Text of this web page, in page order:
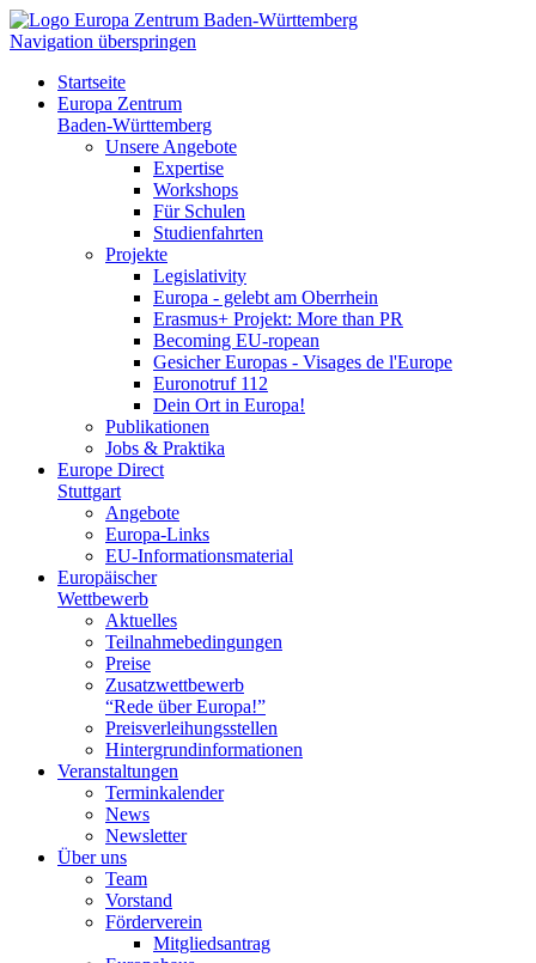
Navigation überspringen
Startseite
Europa Zentrum
Baden-Württemberg
Unsere Angebote
Expertise
Workshops
Für Schulen
Studienfahrten
Projekte
Legislativity
Europa - gelebt am Oberrhein
Erasmus+ Projekt: More than PR
Becoming EU-ropean
Gesicher Europas - Visages de l'Europe
Euronotruf 112
Dein Ort in Europa!
Publikationen
Jobs & Praktika
Europe Direct
Stuttgart
Angebote
Europa-Links
EU-Informationsmaterial
Europäischer
Wettbewerb
Aktuelles
Teilnahme­bedingungen
Preise
Zusatzwettbewerb
“Rede über Europa!”
Preisverleihungsstellen
Hintergrundinformationen
Veranstaltungen
Terminkalender
News
Newsletter
Über uns
Team
Vorstand
Förderverein
Mitgliedsantrag